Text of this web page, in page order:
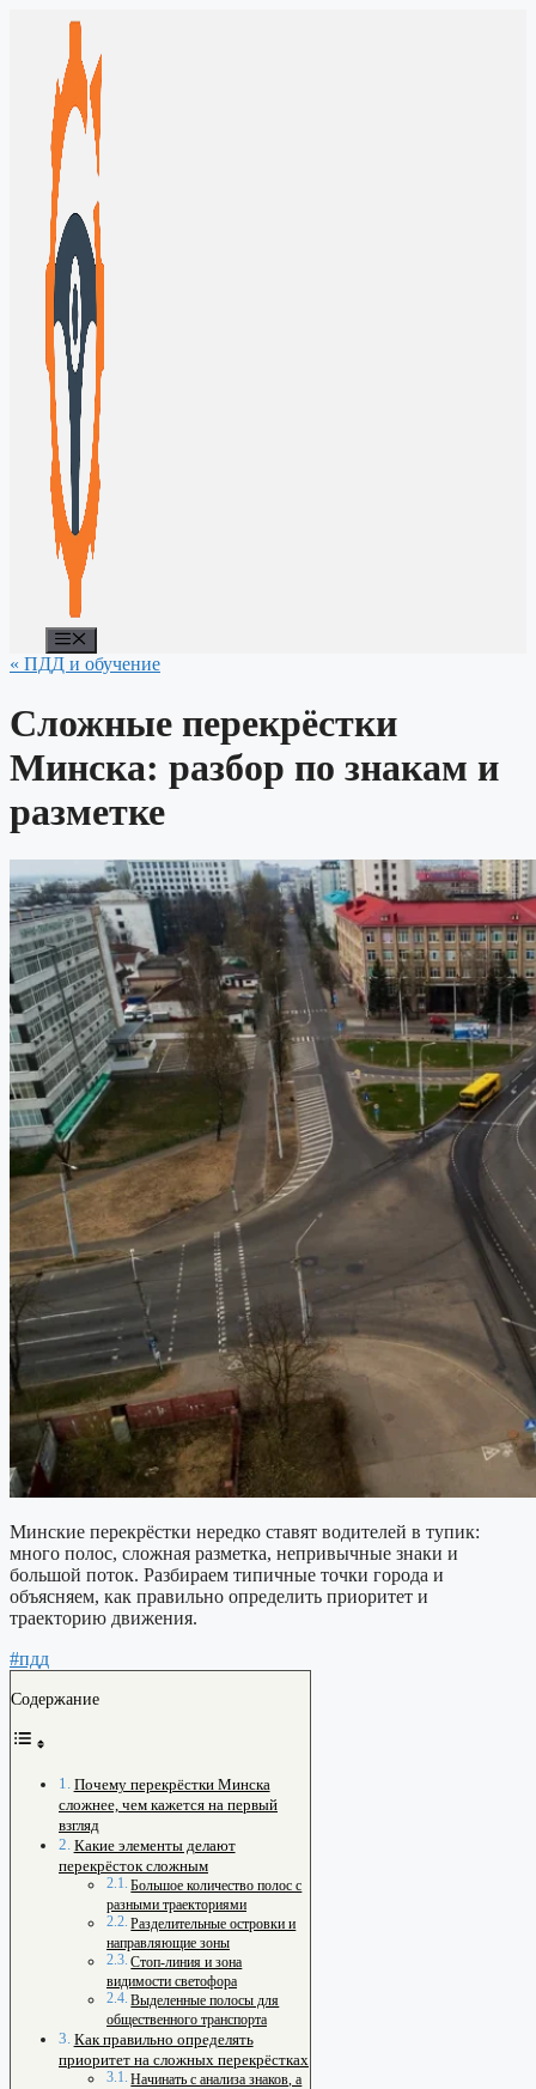
Перейти
содержимому
« ПДД и обучение
Сложные перекрёстки
Минска: разбор по знакам и
разметке
Минские перекрёстки нередко ставят водителей в тупик:
много полос, сложная разметка, непривычные знаки и
большой поток. Разбираем типичные точки города и
объясняем, как правильно определить приоритет и
траекторию движения.
#пдд
Содержание
Почему перекрёстки Минска
сложнее, чем кажется на первый
взгляд
Какие элементы делают
перекрёсток сложным
Большое количество полос с
разными траекториями
Разделительные островки и
направляющие зоны
Стоп-линия и зона
видимости светофора
Выделенные полосы для
общественного транспорта
Как правильно определять
приоритет на сложных перекрёстках
Начинать с анализа знаков, а